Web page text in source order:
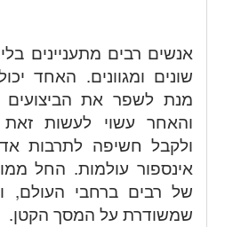
אנשים רבים מתעניינים
שונים ומגוונים. האחד
מנת לשפר את הביצועים
והאחר עשוי לעשות זאת
ולקבל חשיפה לתרבות
אינספור עולמות. החל
של רבים ברחבי העולם,
שמשודרת על המסך הקטן.